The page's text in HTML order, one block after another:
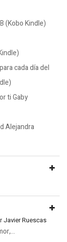
(Kobo Kindle)
cada día del
ti Gaby
Alejandra
Javier Ruescas